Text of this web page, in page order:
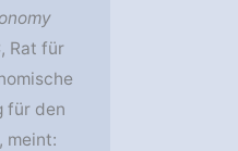
Rat für
für den
, meint: